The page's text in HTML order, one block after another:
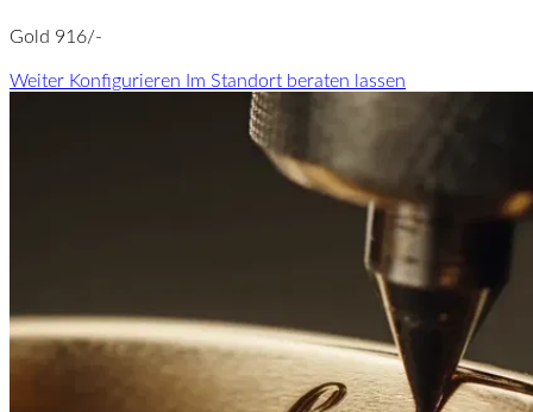
Gold 916/-
Weiter Konfigurieren Im Standort beraten lassen